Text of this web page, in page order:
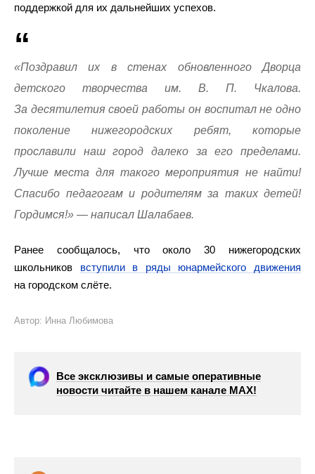
поддержкой для их дальнейших успехов.
«Поздравил их в стенах обновленного Дворца
детского творчества им. В. П. Чкалова.
За десятилетия своей работы он воспитал не одно
поколение нижегородских ребят, которые
прославили наш город далеко за его пределами.
Лучше места для такого мероприятия не найти!
Спасибо педагогам и родителям за таких детей!
Гордимся!» — написал Шалабаев.
Ранее сообщалось, что около 30 нижегородских
школьников вступили в ряды юнармейского движения
на городском слёте.
Автор: Инна Любимова
Все эксклюзивы и самые оперативные
новости читайте в нашем канале МАХ!